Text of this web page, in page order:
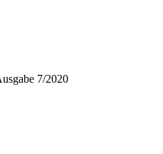
7/2020